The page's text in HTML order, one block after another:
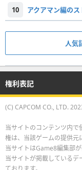
10 アクアマン編の
人気
権利表記
(C) CAPCOM CO., LTD.
当サイトのコンテンツ内
権は、当該ゲームの提供元
当サイトはGame8編集部
当サイトが掲載している